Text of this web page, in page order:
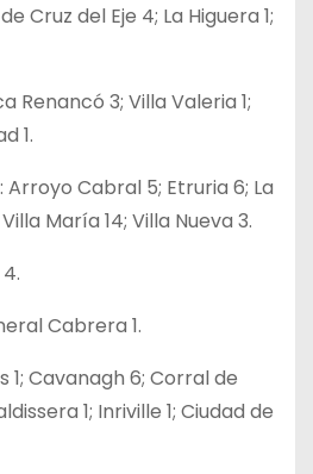
Cruz del Eje 4; La Higuera 1;
Renancó 3; Villa Valeria 1;
1.
Cabral 5; Etruria 6; La
María 14; Villa Nueva 3.
Cabrera 1.
1; Cavanagh 6; Corral de
1; Inriville 1; Ciudad de